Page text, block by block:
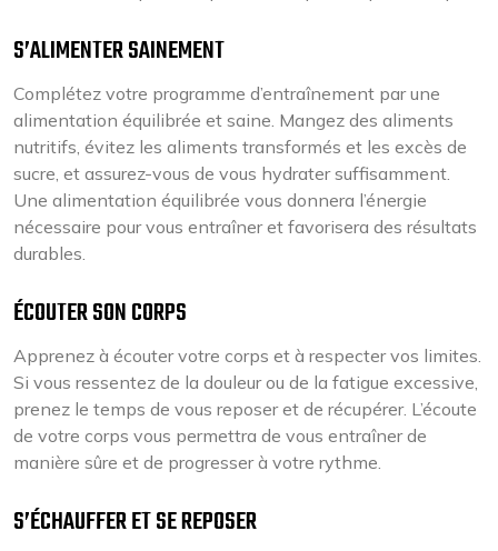
S’ALIMENTER SAINEMENT
Complétez votre programme d’entraînement par une
alimentation équilibrée et saine. Mangez des aliments
nutritifs, évitez les aliments transformés et les excès de
sucre, et assurez-vous de vous hydrater suffisamment.
Une alimentation équilibrée vous donnera l’énergie
nécessaire pour vous entraîner et favorisera des résultats
durables.
ÉCOUTER SON CORPS
Apprenez à écouter votre corps et à respecter vos limites.
Si vous ressentez de la douleur ou de la fatigue excessive,
prenez le temps de vous reposer et de récupérer. L’écoute
de votre corps vous permettra de vous entraîner de
manière sûre et de progresser à votre rythme.
S’ÉCHAUFFER ET SE REPOSER